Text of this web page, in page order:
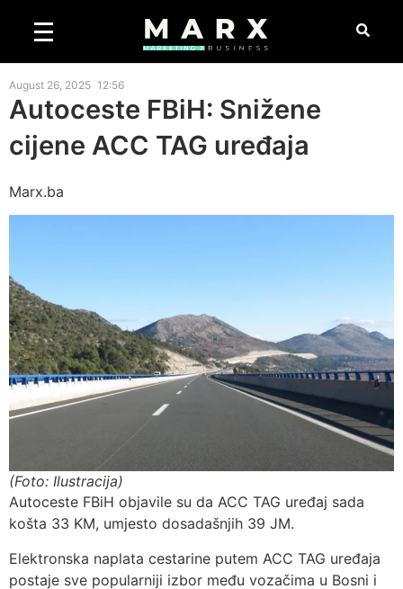
August 26, 2025 12:56
Autoceste FBiH: Snižene
cijene ACC TAG uređaja
Marx.ba
(Foto: Ilustracija)
Autoceste FBiH objavile su da ACC TAG uređaj sada
košta 33 KM, umjesto dosadašnjih 39 JM.
Elektronska naplata cestarine putem ACC TAG uređaja
postaje sve popularniji izbor među vozačima u Bosni i